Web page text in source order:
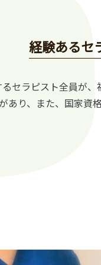
経験あるセ
セラピスト全員が
あり、また、国家資